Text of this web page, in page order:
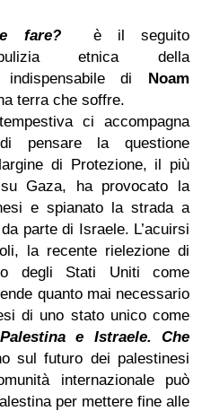
fare?
è il seguito
etnica della
indispensabile di Noam
terra che soffre.
ci accompagna
pensare la questione
di Protezione, il più
Gaza, ha provocato la
e spianato la strada a
parte di Israele. L’acuirsi
la recente rielezione di
degli Stati Uniti come
quanto mai necessario
di uno stato unico come
Palestina e Istraele. Che
sul futuro dei palestinesi
internazionale può
per mettere fine alle